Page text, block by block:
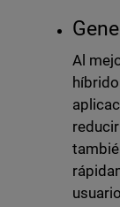
Al